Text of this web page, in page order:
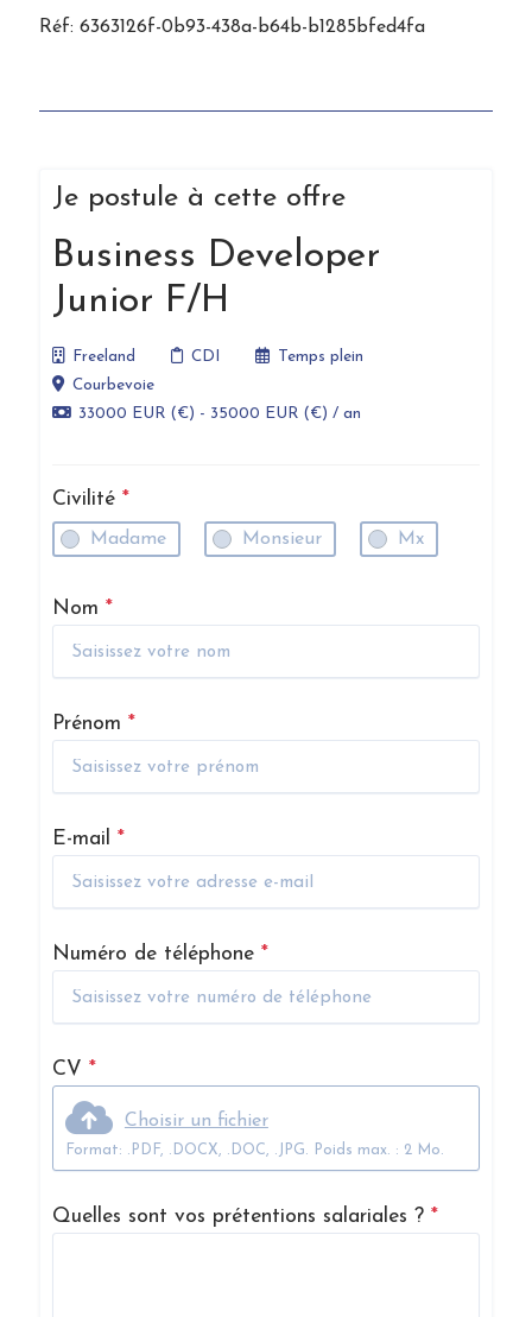
Réf: 6363126f-0b93-438a-b64b-b1285bfed4fa
Je postule à cette offre
Business Developer
Junior F/H
Freeland CDI
Temps plein
Courbevoie
33000 EUR (€) - 35000 EUR (€) / an
Civilité *
Madame Monsieur Mx
Nom *
Prénom *
E-mail *
Numéro de téléphone *
CV *
Choisir un fichier
Format: .PDF, .DOCX, .DOC, .JPG. Poids max. : 2 Mo.
Quelles sont vos prétentions salariales ? *